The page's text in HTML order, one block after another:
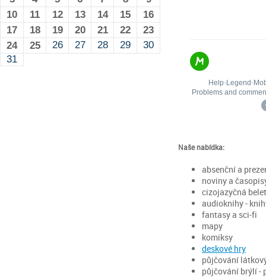
Naše nabídka:
absenční a
noviny a
cizojazyčná
audioknihy -
fantasy a sci-fi
mapy
komiksy
deskové hry
půjčování
půjčování brýlí -
10
11 12 13 14 15
16
17
18 19 20 21 22
23
24
25 26 27 28 29
30
31